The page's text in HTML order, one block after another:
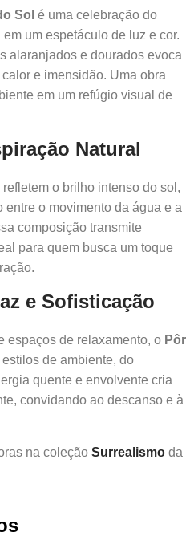
Sol é uma celebração do
um espetáculo de luz e cor.
alaranjados e dourados evoca
e imensidão. Uma obra
em um refúgio visual de
Natural
o brilho intenso do sol,
entre o movimento da água e a
composição transmite
para quem busca um toque
e Sofisticação
espaços de relaxamento, o Pôr
de ambiente, do
quente e envolvente cria
convidando ao descanso e à
na coleção Surrealismo da